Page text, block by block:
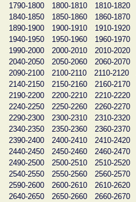
1790-1800
1800-1810 1810-1820
1840-1850
1850-1860 1860-1870
1890-1900
1900-1910 1910-1920
1940-1950
1950-1960 1960-1970
1990-2000
2000-2010 2010-2020
2040-2050
2050-2060 2060-2070
2090-2100
2100-2110 2110-2120
2140-2150
2150-2160 2160-2170
2190-2200
2200-2210 2210-2220
2240-2250
2250-2260 2260-2270
2290-2300
2300-2310 2310-2320
2340-2350
2350-2360 2360-2370
2390-2400
2400-2410 2410-2420
2440-2450
2450-2460 2460-2470
2490-2500
2500-2510 2510-2520
2540-2550
2550-2560 2560-2570
2590-2600
2600-2610 2610-2620
2640-2650
2650-2660 2660-2670